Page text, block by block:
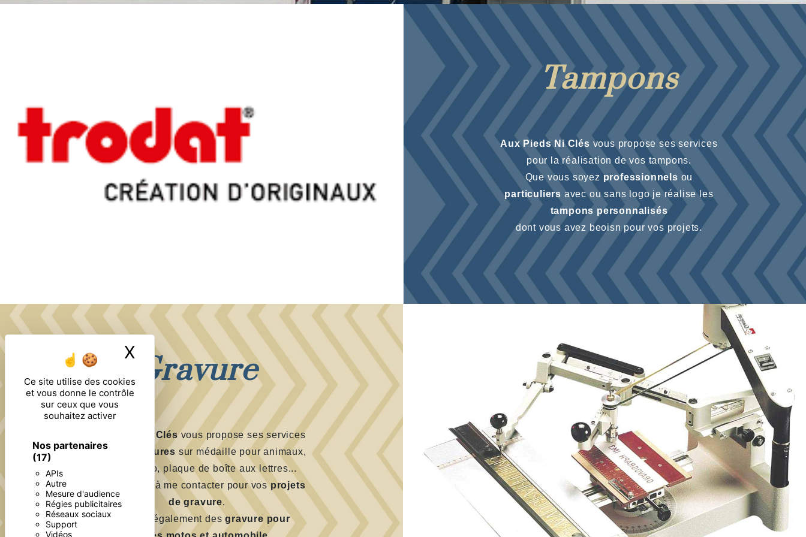
Ce site utilise des cookies
et vous donne le contrôle
sur ceux que vous
souhaitez activer
Nos partenaires
(17)
APIs
Autre
Mesure d'audience
Régies publicitaires
Réseaux sociaux
Support
Vidéos
X Masquer le bandeau des cookies
Tampons
Aux Pieds Ni Clés vous propose ses services
pour la réalisation de vos tampons.
Que vous soyez professionnels ou
particuliers avec ou sans logo je réalise les
tampons personnalisés
dont vous avez beoisn pour vos projets.
Gravure
Aux Pieds Ni Clésvous propose ses services
pour vos
gravures sur médaille pour animaux,
plaques vélo, plaque de boîte aux lettres...
N'hésitez pas à me contacter pour vosprojets
de gravure.
Je réalise également desgravure pour